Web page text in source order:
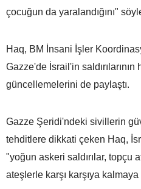
çocuğun da yaralandığını"
Haq, BM İnsani İşler
Gazze'de İsrail'in
güncellemelerini de paylaştı.
Gazze Şeridi'ndeki sivillerin
tehditlere dikkati çeken Haq,
"yoğun askeri saldırılar, topçu
ateşlerle karşı karşıya